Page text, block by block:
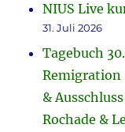
NIUS Live
31. Juli 2026
Tagebuch
Remigration
&
Rochade &